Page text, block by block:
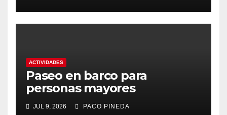
ACTIVIDADES
Paseo en barco para
personas mayores
JUL 9, 2026 PACO PINEDA